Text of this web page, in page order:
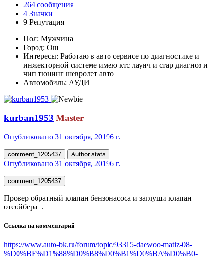
264 сообщения
4 Значки
9 Репутация
Пол: Мужчина
Город: Ош
Интересы: Работаю в авто сервисе по диагностике и
инжекторной системе имею ктс лаунч и стар диагноз и
чип тюнинг шевролет авто
Автомобиль: АУДИ
kurban1953 Master
Опубликовано 31 октября, 20196 г.
comment_1205437 Author stats
Опубликовано 31 октября, 20196 г.
comment_1205437
Провер обратный клапан бензонасоса и заглуши клапан
отсойбера .
Ссылка на комментарий
https://www.auto-bk.ru/forum/topic/93315-daewoo-matiz-08-
%D0%BE%D1%88%D0%B8%D0%B1%D0%BA%D0%B0-